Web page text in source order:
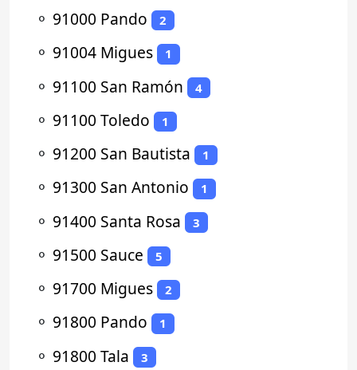
⚬ 91000 Pando 2
⚬ 91004 Migues 1
⚬ 91100 San Ramón 4
⚬ 91100 Toledo 1
⚬ 91200 San Bautista 1
⚬ 91300 San Antonio 1
⚬ 91400 Santa Rosa 3
⚬ 91500 Sauce 5
⚬ 91700 Migues 2
⚬ 91800 Pando 1
⚬ 91800 Tala 3